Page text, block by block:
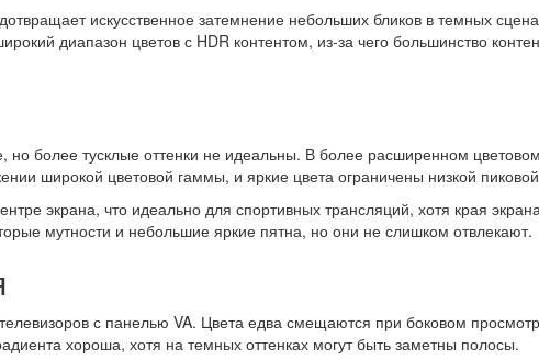
искусственное затемнение небольших бликов в темных
диапазон цветов с HDR контентом, из-за чего большинство
но более тусклые оттенки не идеальны. В более расширенном
широкой цветовой гаммы, и яркие цвета ограничены низкой
экрана, что идеально для спортивных трансляций, хотя края
мутности и небольшие яркие пятна, но они не слишком отвлекают.
с панелью VA. Цвета едва смещаются при боковом
хороша, хотя на темных оттенках могут быть заметны полосы.